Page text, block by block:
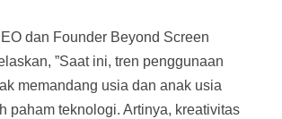
dan Founder Beyond Screen
”Saat ini, tren penggunaan
memandang usia dan anak usia
paham teknologi. Artinya, kreativitas